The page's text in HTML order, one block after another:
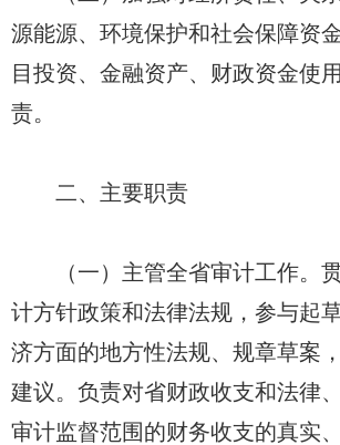
源能源、环境保护和社会保障资
目投资、金融资产、财政资金使
责。
二、主要职责
（一）主管全省审计工作。贯
计方针政策和法律法规，参与起
济方面的地方性法规、规章草案
建议。负责对省财政收支和法律
审计监督范围的财务收支的真实